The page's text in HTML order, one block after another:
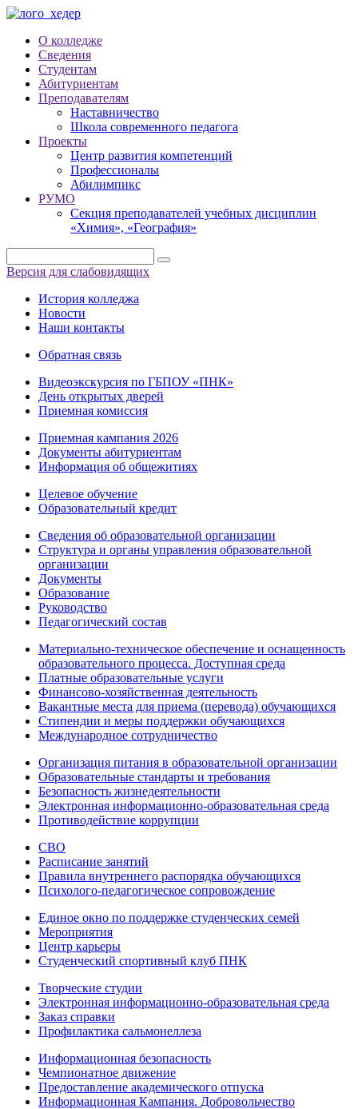
О колледже
Сведения
Студентам
Абитуриентам
Преподавателям
Наставничество
Школа современного педагога
Проекты
Центр развития компетенций
Профессионалы
Абилимпикс
РУМО
Секция преподавателей учебных дисциплин
«Химия», «География»
Версия для слабовидящих
История колледжа
Новости
Наши контакты
Обратная связь
Видеоэкскурсия по ГБПОУ «ПНК»
День открытых дверей
Приемная комиссия
Приемная кампания 2026
Дoкументы абитуриентам
Информация об общежитиях
Целевое обучение
Образовательный кредит
Сведения об образовательной организации
Структура и органы управления образовательной
организации
Документы
Образование
Руководство
Педагогический состав
Материально-техническое обеспечение и оснащенность
образовательного процесса. Доступная среда
Платные образовательные услуги
Финансово-хозяйственная деятельность
Вакантные места для приема (перевода) обучающихся
Стипендии и меры поддержки обучающихся
Международное сотрудничество
Организация питания в образовательной организации
Образовательные стандарты и требования
Безопасность жизнедеятельности
Электронная информационно-образовательная среда
Противодействие коррупции
СВО
Расписание занятий
Правила внутреннего распорядка обучающихся
Психолого-педагогическое сопровождение
Единое окно по поддержке студенческих семей
Мероприятия
Центр карьеры
Студенческий спортивный клуб ПНК
Творческие студии
Электронная информационно-образовательная среда
Заказ справки
Профилактика сальмонеллеза
Информационная безопасность
Чемпионатное движение
Предоставление академического отпуска
Информационная Кампания. Добровольчество